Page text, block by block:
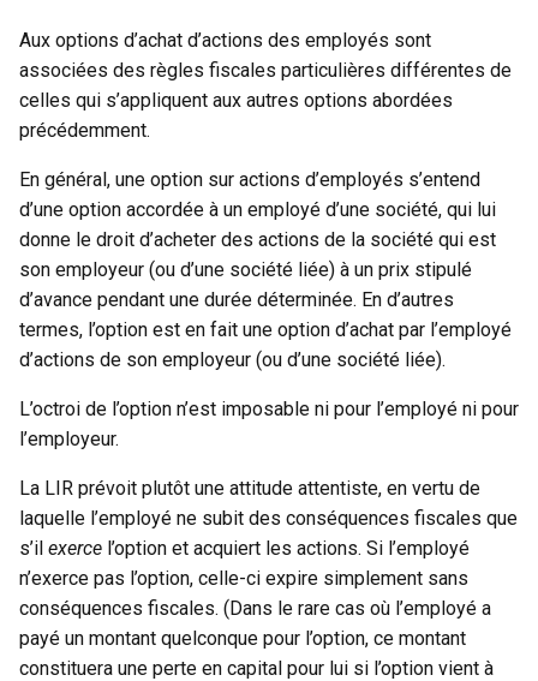
Aux options d’achat d’actions des employés sont
associées des règles fiscales particulières différentes de
celles qui s’appliquent aux autres options abordées
précédemment.
En général, une option sur actions d’employés s’entend
d’une option accordée à un employé d’une société, qui lui
donne le droit d’acheter des actions de la société qui est
son employeur (ou d’une société liée) à un prix stipulé
d’avance pendant une durée déterminée. En d’autres
termes, l’option est en fait une option d’achat par l’employé
d’actions de son employeur (ou d’une société liée).
L’octroi de l’option n’est imposable ni pour l’employé ni pour
l’employeur.
La LIR prévoit plutôt une attitude attentiste, en vertu de
laquelle l’employé ne subit des conséquences fiscales que
s’il exerce l’option et acquiert les actions. Si l’employé
n’exerce pas l’option, celle-ci expire simplement sans
conséquences fiscales. (Dans le rare cas où l’employé a
payé un montant quelconque pour l’option, ce montant
constituera une perte en capital pour lui si l’option vient à